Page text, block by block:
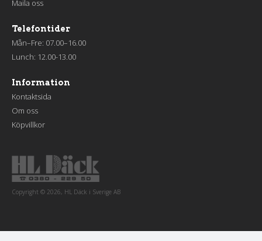
Maila oss
Telefontider
Mån–Fre: 07.00–16.00
Lunch: 12.00-13.00
Information
Kontaktsida
Om oss
Köpvillkor
Copyright © 2026, HL Däck i Sverige AB